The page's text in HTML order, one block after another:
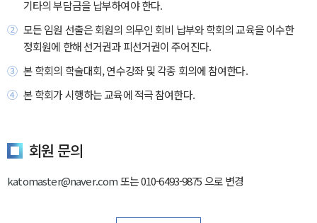
기타의 부담금을 납부하여야 한다.
모든 임원 선출은 회원의 의무인 회비 납부와 학회의 교육을 이수한
정회원에 한해 선거권과 피선거권이 주어진다.
본 학회의 학술대회, 연수강좌 및 각종 회의에 참여한다.
본 학회가 시행하는 교육에 적극 참여한다.
회원 문의
katomaster@naver.com또는 010-6493-9875 으로 변경